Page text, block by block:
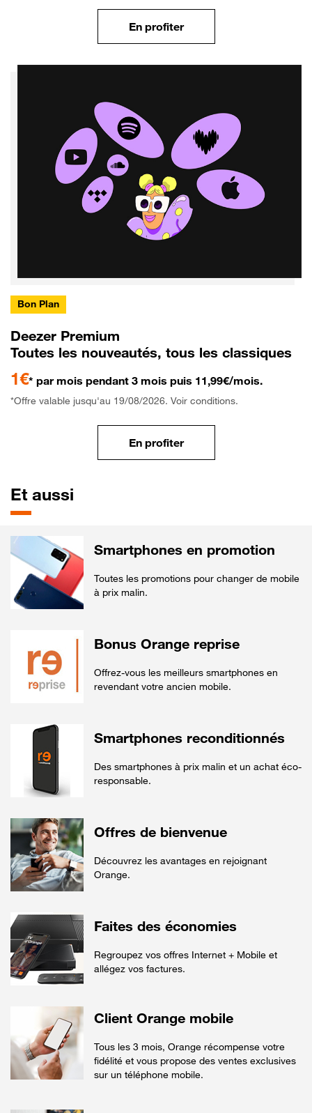
En profiter
Bon Plan
Deezer Premium
Toutes les nouveautés, tous les classiques
1€* par mois pendant 3 mois puis 11,99€/mois.
*Offre valable jusqu'au 19/08/2026. Voir conditions.
En profiter
Et aussi
Smartphones en promotion
Toutes les promotions pour changer de mobile
à prix malin.
Bonus Orange reprise
Offrez-vous les meilleurs smartphones en
revendant votre ancien mobile.
Smartphones reconditionnés
Des smartphones à prix malin et un achat éco-
responsable.
Offres de bienvenue
Découvrez les avantages en rejoignant
Orange.
Faites des économies
Regroupez vos offres Internet + Mobile et
allégez vos factures.
Client Orange mobile
Tous les 3 mois, Orange récompense votre
fidélité et vous propose des ventes exclusives
sur un téléphone mobile.